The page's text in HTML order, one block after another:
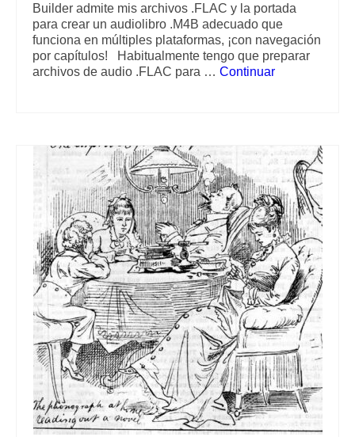
Builder admite mis archivos .FLAC y la portada
para crear un audiolibro .M4B adecuado que
funciona en múltiples plataformas, ¡con navegación
por capítulos! Habitualmente tengo que preparar
archivos de audio .FLAC para … Continuar